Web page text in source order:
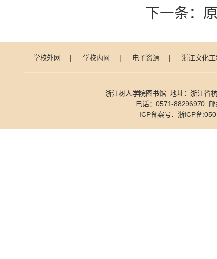
下一条：
学校外网 | 学校内网 | 电子资源 | 浙江文化工
浙江树人学院图书馆 地址：浙江省
电话：0571-88296970 邮
ICP备案号： 浙ICP备